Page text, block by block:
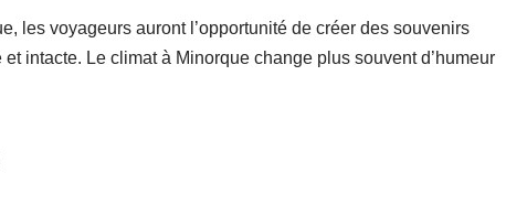
les voyageurs auront l’opportunité de créer des souvenirs
intacte. Le climat à Minorque change plus souvent d’humeur